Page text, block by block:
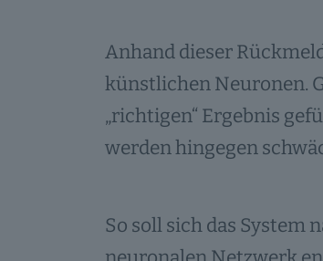
Anhand dieser
künstlichen Neuronen.
„richtigen“ Ergebnis
werden hingegen
So soll sich das System